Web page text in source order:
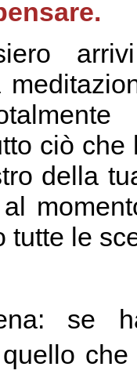
ciò
della
tutte le
se